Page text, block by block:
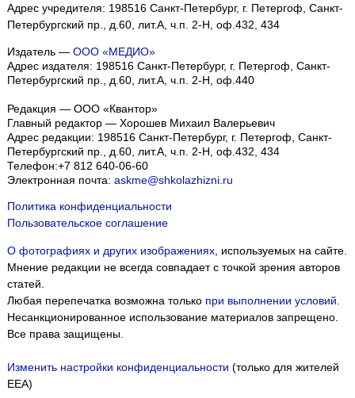
Адрес учредителя: 198516 Санкт-Петербург, г. Петергоф, Санкт-
Петербургский пр., д.60, лит.А, ч.п. 2-Н, оф.432, 434
Издатель — ООО «МЕДИО»
Адрес издателя: 198516 Санкт-Петербург, г. Петергоф, Санкт-
Петербургский пр., д.60, лит.А, ч.п. 2-Н, оф.440
Редакция — ООО «Квантор»
Главный редактор — Хорошев Михаил Валерьевич
Адрес редакции: 198516 Санкт-Петербург, г. Петергоф Санкт-
Петербургский пр., д.60, лит.А, ч.п. 2-Н, оф.432, 434
Телефон:+7 812 640-06-60
Электронная почта: askme@shkolazhizni.ru
Политика конфиденциальности
Пользовательское соглашение
О фотографиях и других изображениях, используемых на сайте.
Мнение редакции не всегда совпадает с точкой зрения авторов
статей.
Любая перепечатка возможна только при выполнении условий
Несанкционированное использование материалов запрещено.
Все права защищены.
Изменить настройки конфиденциальности (только для жителей
EEA)